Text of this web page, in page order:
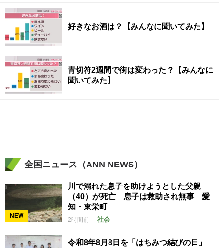
好きなお酒は？【みんなに聞いてみた】
青切符2週間で街は変わった？【みんなに
聞いてみた】
全国ニュース（ANN NEWS）
NEW
川で溺れた息子を助けようとした父親
（40）が死亡 息子は救助され無事 愛
知・東栄町
2時間前 社会
令和8年8月8日を「はちみつ結びの日」